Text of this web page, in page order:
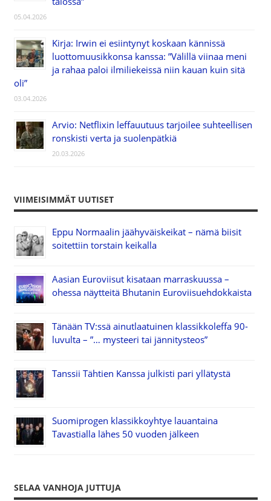
05.04.2026
Kirja: Irwin ei esiintynyt koskaan kännissä
luottomuusikkonsa kanssa: ”Välillä viinaa meni
ja rahaa paloi ilmiliekeissä niin kauan kuin sitä
oli”
03.04.2026
Arvio: Netflixin leffauutuus tarjoilee suhteellisen
ronskisti verta ja suolenpätkiä
20.03.2026
VIIMEISIMMÄT UUTISET
Eppu Normaalin jäähyväiskeikat – nämä biisit
soitettiin torstain keikalla
Aasian Euroviisut kisataan marraskuussa –
ohessa näytteitä Bhutanin Euroviisuehdokkaista
Tänään TV:ssä ainutlaatuinen klassikkoleffa 90-
luvulta – ”… mysteeri tai jännitysteos”
Tanssii Tähtien Kanssa julkisti pari yllätystä
Suomiprogen klassikkoyhtye lauantaina
Tavastialla lähes 50 vuoden jälkeen
SELAA VANHOJA JUTTUJA